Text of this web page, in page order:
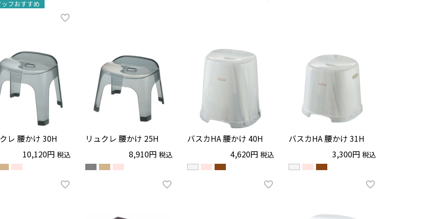
フおすすめ
レ 腰かけ 30H
10,120
税込
リュクレ 腰かけ 25H
8,910
税込
バスカHA 腰かけ 40H
4,620
税込
バスカHA 腰かけ 31H
3,300
税込